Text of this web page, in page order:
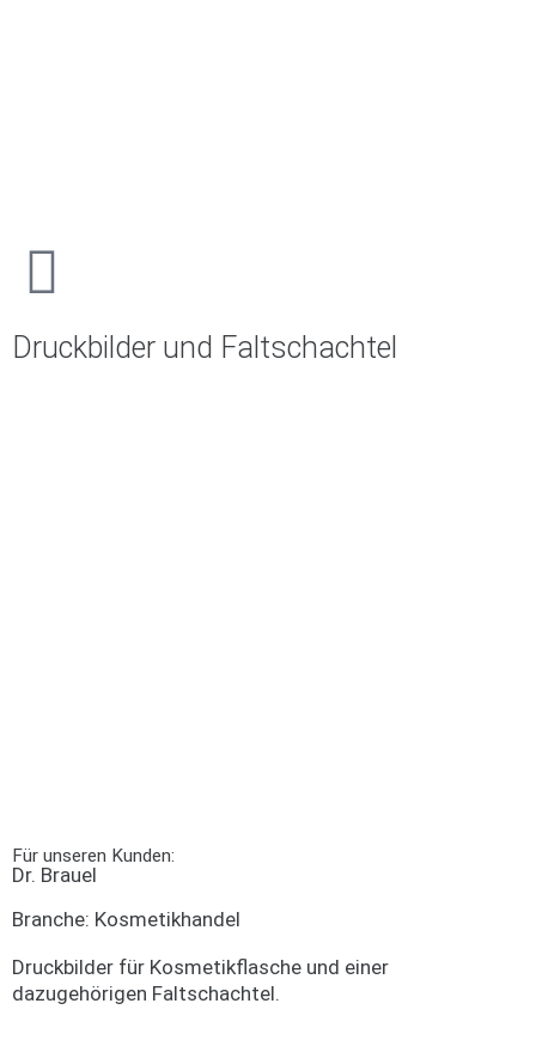
Druckbilder und Faltschachtel
Für unseren Kunden:
Dr. Brauel
Branche: Kosmetikhandel
Druckbilder für Kosmetikflasche und einer
dazugehörigen Faltschachtel.